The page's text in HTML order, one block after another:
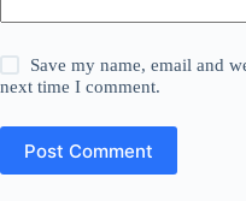
Save my name, email and
next time I comment.
Post Comment